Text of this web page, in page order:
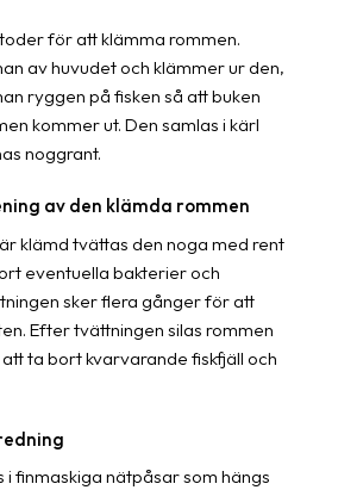
för att klämma rommen.
av huvudet och klämmer ur den,
ryggen på fisken så att buken
kommer ut. Den samlas i kärl
noggrant.
av den klämda rommen
klämd tvättas den noga med rent
eventuella bakterier och
sker flera gånger för att
Efter tvättningen silas rommen
ta bort kvarvarande fiskfjäll och
i finmaskiga nätpåsar som hängs